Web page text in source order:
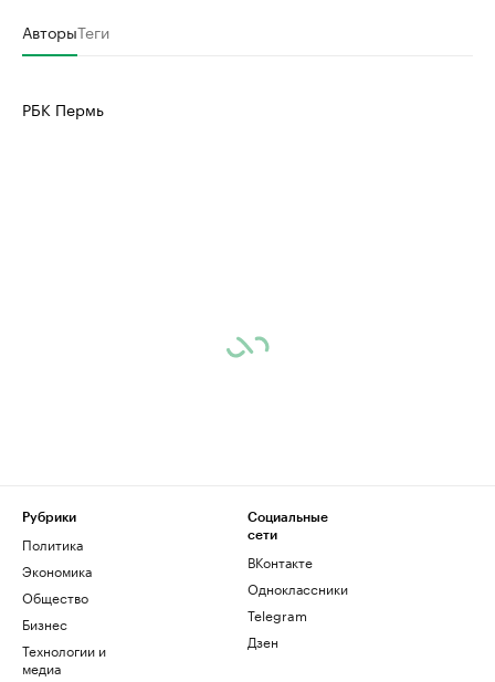
АвторыТеги
РБК Пермь
Рубрики
Политика
Экономика
Общество
Бизнес
Технологии и
медиа
Социальные
сети
ВКонтакте
Одноклассники
Telegram
Дзен